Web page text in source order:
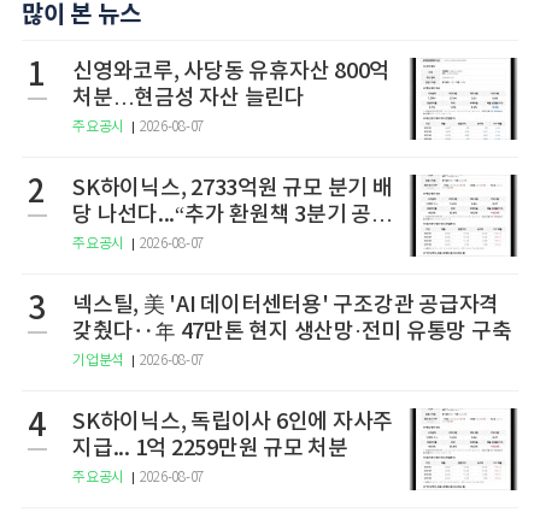
많이 본 뉴스
1
신영와코루, 사당동 유휴자산 800억
처분…현금성 자산 늘린다
주요공시 2026-08-07
2
SK하이닉스, 2733억원 규모 분기 배
당 나선다...“추가 환원책 3분기 공
개”
주요공시 2026-08-07
3
넥스틸, 美 'AI 데이터센터용' 구조강관 공급자격
갖췄다‥年 47만톤 현지 생산망·전미 유통망 구축
기업분석 2026-08-07
4
SK하이닉스, 독립이사 6인에 자사주
지급... 1억 2259만원 규모 처분
주요공시 2026-08-07